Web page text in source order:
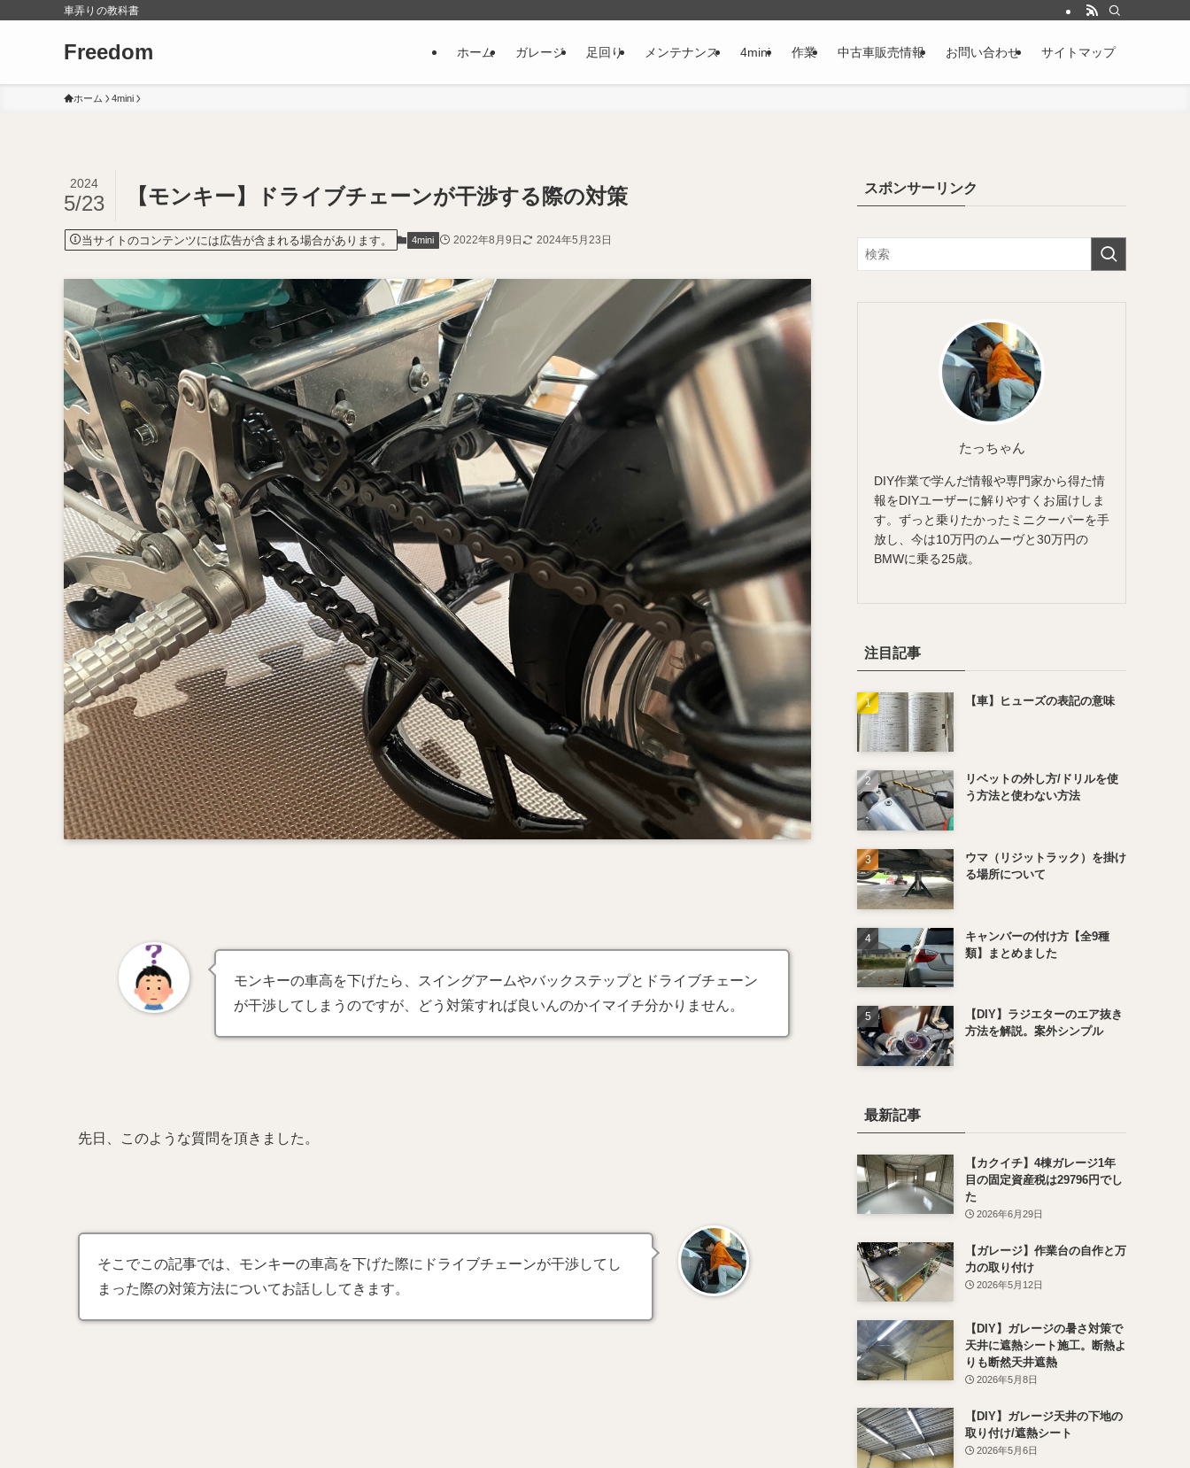
車弄りの教科書
Freedom ホーム ガレージ 足回り メンテナンス 4mini 作業 中古車販売情報 お問い合わせ サイトマップ
ホーム 4mini
【モンキー】ドライブチェーンが干渉する際の対策
2024
5/23
当サイトのコンテンツには広告が含まれる場合があります。 4mini 2022年8月9日 2024年5月23日
モンキーの車高を下げたら、スイングアームやバックステップとドライブチェーン
が干渉してしまうのですが、どう対策すれば良いんのかイマイチ分かりません。
先日、このような質問を頂きました。
そこでこの記事では、モンキーの車高を下げた際にドライブチェーンが干渉してし
まった際の対策方法についてお話ししてきます。
スポンサーリンク
たっちゃん
DIY作業で学んだ情報や専門家から得た情
報をDIYユーザーに解りやすくお届けしま
す。ずっと乗りたかったミニクーパーを手
放し、今は10万円のムーヴと30万円の
BMWに乗る25歳。
注目記事
【車】ヒューズの表記の意味
リベットの外し方/ドリルを使
う方法と使わない方法
ウマ（リジットラック）を掛け
る場所について
キャンバーの付け方【全9種
類】まとめました
【DIY】ラジエターのエア抜き
方法を解説。案外シンプル
最新記事
【カクイチ】4棟ガレージ1年
目の固定資産税は29796円でし
た
2026年6月29日
【ガレージ】作業台の自作と万
力の取り付け
2026年5月12日
【DIY】ガレージの暑さ対策で
天井に遮熱シート施工。断熱よ
りも断然天井遮熱
2026年5月8日
【DIY】ガレージ天井の下地の
取り付け/遮熱シート
2026年5月6日